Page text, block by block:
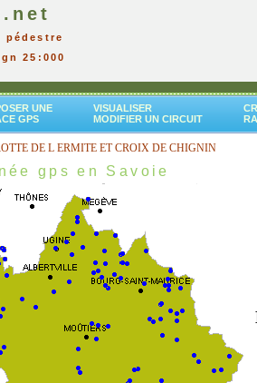
25:000
UNE
GPS
VISUALISER
MODIFIER UN CIRCUIT
DE L ERMITE ET CROIX DE CHIGNIN
gps en Savoie